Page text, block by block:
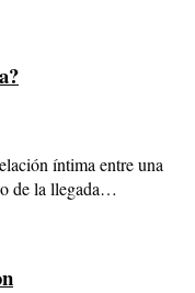
íntima entre una
de la llegada…